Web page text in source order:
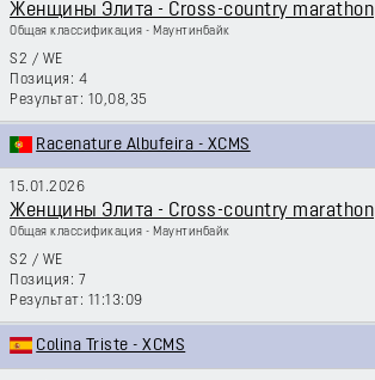
Женщины Элита - Cross-country marathon
Общая классификация - Маунтинбайк
S2 / WE
4
10,08,35
Racenature Albufeira - XCMS
15.01.2026
Женщины Элита - Cross-country marathon
Общая классификация - Маунтинбайк
S2 / WE
7
11:13:09
Colina Triste - XCMS